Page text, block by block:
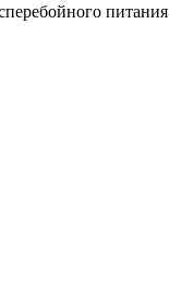
питания